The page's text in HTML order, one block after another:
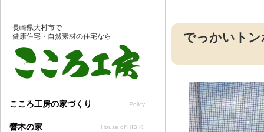
でっかいトン
長崎県大村市で
健康住宅・自然素材の住宅なら
こころ工房の家づくり Policy
響木の家 House of HIBIKI